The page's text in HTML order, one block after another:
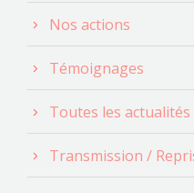
Nos actions
Témoignages
Toutes les actualités
Transmission /